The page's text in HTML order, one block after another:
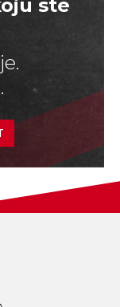
ste